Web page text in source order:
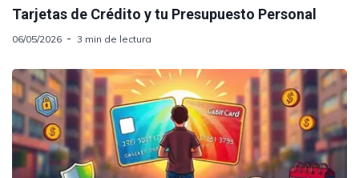
Tarjetas de Crédito y tu Presupuesto Personal
06/05/2026 3 min de lectura